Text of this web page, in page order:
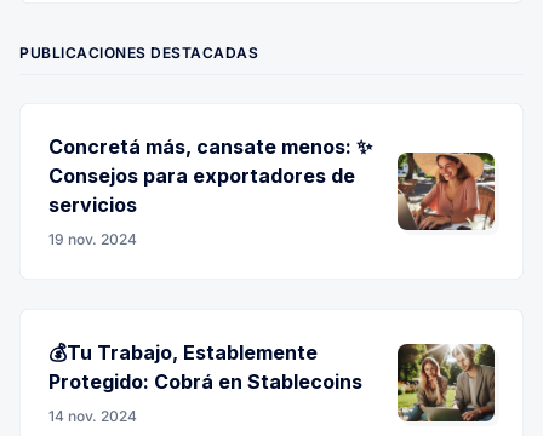
PUBLICACIONES DESTACADAS
Concretá más, cansate menos: ✨
Consejos para exportadores de
servicios
19 nov. 2024
💰Tu Trabajo, Establemente
Protegido: Cobrá en Stablecoins
14 nov. 2024